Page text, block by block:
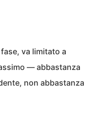
va limitato a
— abbastanza
non abbastanza